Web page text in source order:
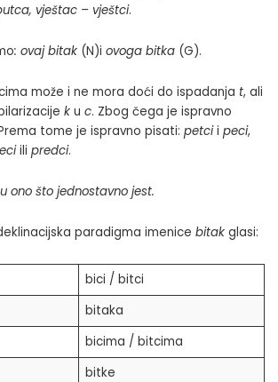
vještac – vještci.
: ovaj bitak (N)i ovoga bitka (G).
može i ne mora doći do ispadanja t, ali
k u c. Zbog čega je ispravno
tome je ispravno pisati: petcii peci,
ili predci.
ono što jednostavno jest.
paradigma imenice bitak glasi:
bici / bitci
bitaka
bicima / bitcima
bitke